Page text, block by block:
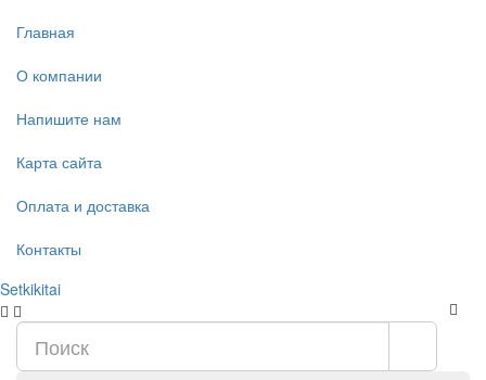
Главная
О компании
Напишите нам
Карта сайта
Оплата и доставка
Контакты
Setkikitai